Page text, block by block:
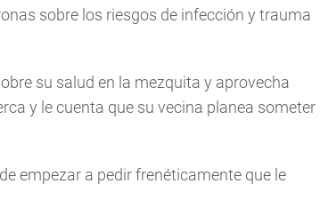
sobre los riesgos de infección y trauma
su salud en la mezquita y aprovecha
y le cuenta que su vecina planea someter
empezar a pedir frenéticamente que le